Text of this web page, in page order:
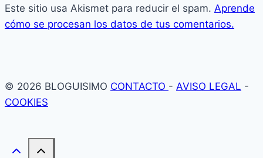
Este sitio usa Akismet para reducir el spam. Aprende
cómo se procesan los datos de tus comentarios.
© 2026 BLOGUISIMO CONTACTO - AVISO LEGAL -
COOKIES